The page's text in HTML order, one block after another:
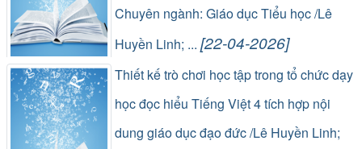
Chuyên ngành: Giáo dục Tiểu học /Lê
Huyền Linh; ... [22-04-2026]
(1) (Lượt lưu thông:0) (0) (Lượt truy cập:0)
Thiết kế trò chơi học tập trong tổ chức dạy
học đọc hiểu Tiếng Việt 4 tích hợp nội
dung giáo dục đạo đức /Lê Huyền Linh;